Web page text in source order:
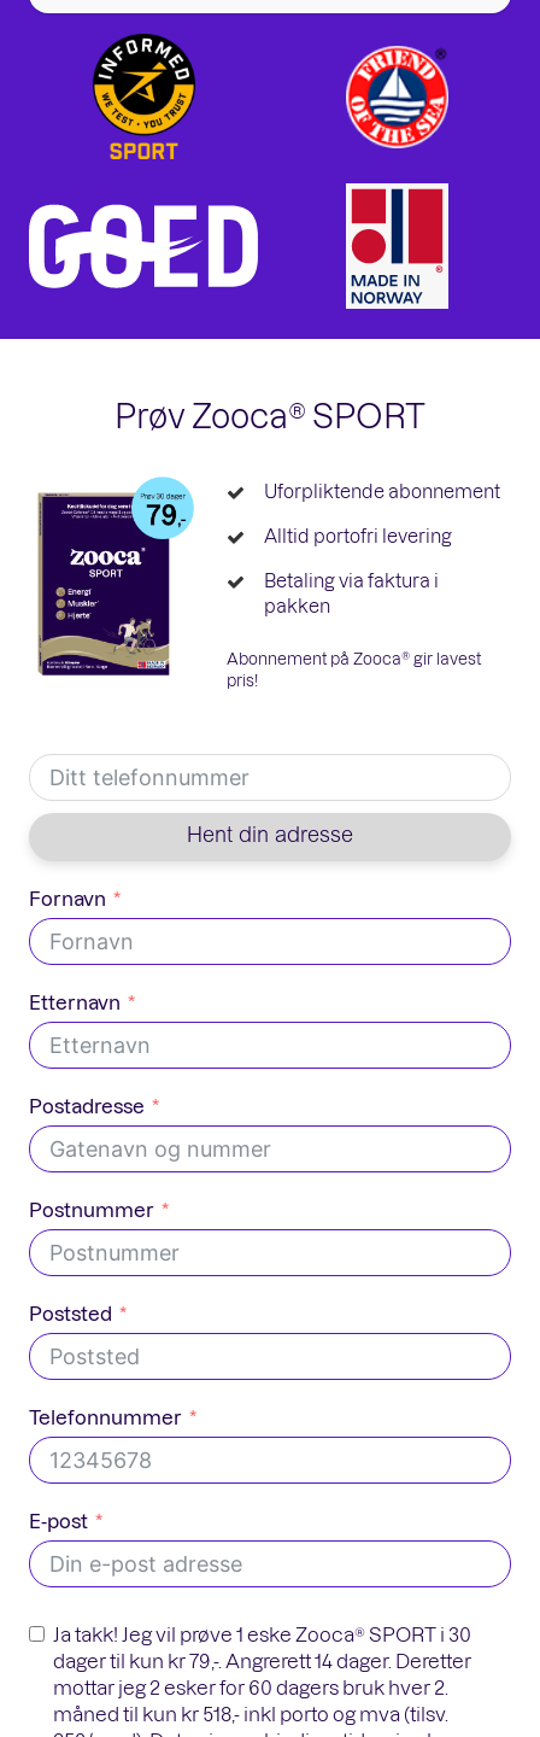
Prøv Zooca® SPORT
Uforpliktende abonnement
Alltid portofri levering
Betaling via faktura i
pakken
Abonnement på Zooca® gir lavest
pris!
Hent din adresse
Fornavn
Etternavn
Postadresse
Postnummer
Poststed
Telefonnummer
E-post
Ja takk! Jeg vil prøve 1 eske Zooca® SPORT i 30
dager til kun kr 79,-. Angrerett 14 dager. Deretter
mottar jeg 2 esker for 60 dagers bruk hver 2.
måned til kun kr 518,- inkl porto og mva (tilsv.